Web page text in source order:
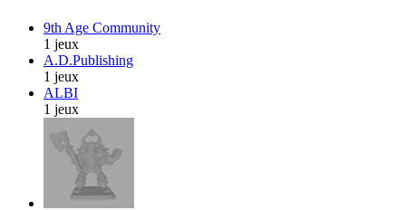
9th Age Community
1 jeux
A.D.Publishing
1 jeux
ALBI
1 jeux